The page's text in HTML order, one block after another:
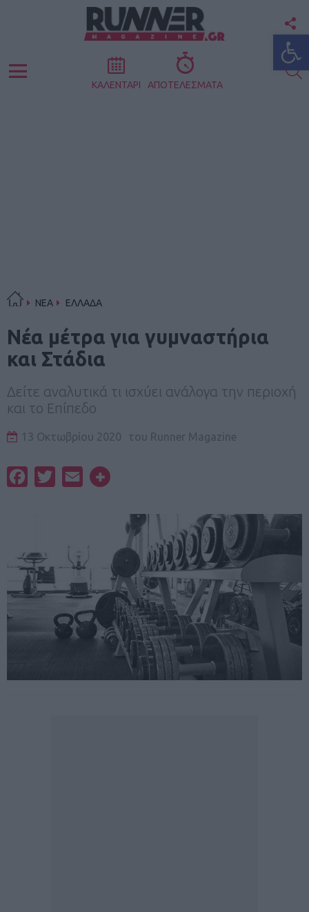
Menu ΚΑΛΕΝΤΑΡΙ ΑΠΟΤΕΛΕΣΜΑΤΑ
ΝΕΑ ΕΛΛΑΔΑ
Νέα μέτρα για γυμναστήρια
και Στάδια
Δείτε αναλυτικά τι ισχύει ανάλογα την περιοχή
και το Επίπεδο
13 Οκτωβρίου 2020 του Runner Magazine
FacebookTwitterEmail